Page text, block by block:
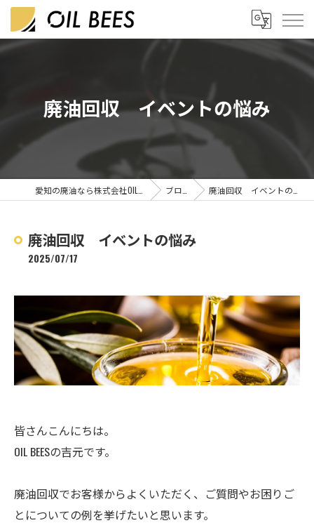
廃油回収 イベントの悩み
ブログ 廃油回収 イベントの悩み
廃油回収 イベントの悩み
2025/07/17
皆さんこんにちは。
OIL BEESの吉元です。
廃油回収でお客様からよくいただく、ご質問やお困りご
とについての例を挙げたいと思います。